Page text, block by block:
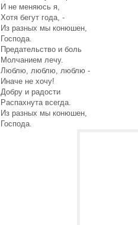
И не меняюсь я,
Хотя бегут года, -
Из разных мы конюшен,
Господа.
Предательство и боль
Молчанием лечу.
Люблю, люблю, люблю -
Иначе не хочу!
Добру и радости
Распахнута всегда.
Из разных мы конюшен,
Господа.